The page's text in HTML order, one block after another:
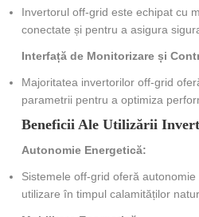
Invertorul off-grid este echipat cu
conectate și pentru a asigura
Interfață de Monitorizare și
Majoritatea invertorilor off-grid
parametrii pentru a optimiza
Beneficii Ale Utilizării
Autonomie Energetică:
Sistemele off-grid oferă
utilizare în timpul calamităților